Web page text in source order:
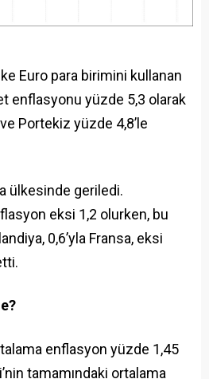
Euro para birimini kullanan
enflasyonu yüzde 5,3 olarak
Portekiz yüzde 4,8’le
ülkesinde geriledi.
eksi 1,2 olurken, bu
0,6’yla Fransa, eksi
enflasyon yüzde 1,45
tamamındaki ortalama